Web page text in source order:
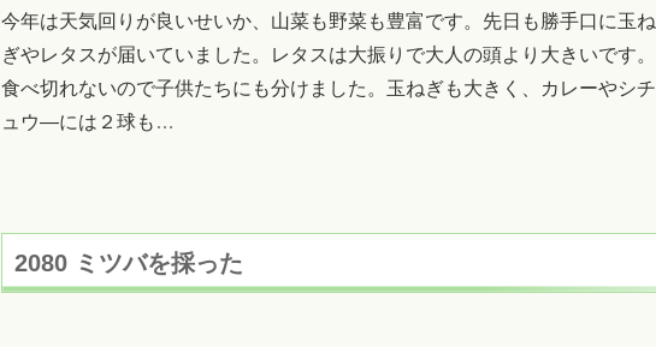
今年は天気回りが良いせいか、山菜も野菜も豊富です。先日も勝手口に玉ね
ぎやレタスが届いていました。レタスは大振りで大人の頭より大きいです。
食べ切れないので子供たちにも分けました。玉ねぎも大きく、カレーやシチ
ュウ―には２球も …
2080 ミツバを採った